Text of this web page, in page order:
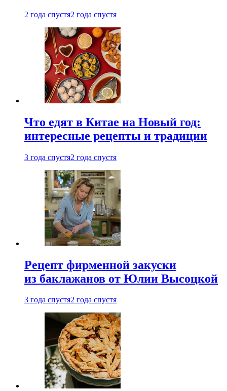
2 года спустя2 года спустя
Что едят в Китае на Новый год:
интересные рецепты и традиции
3 года спустя2 года спустя
Рецепт фирменной закуски
из баклажанов от Юлии Высоцкой
3 года спустя2 года спустя